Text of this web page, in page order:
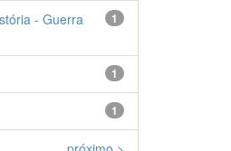
1
- Guerra
1
1